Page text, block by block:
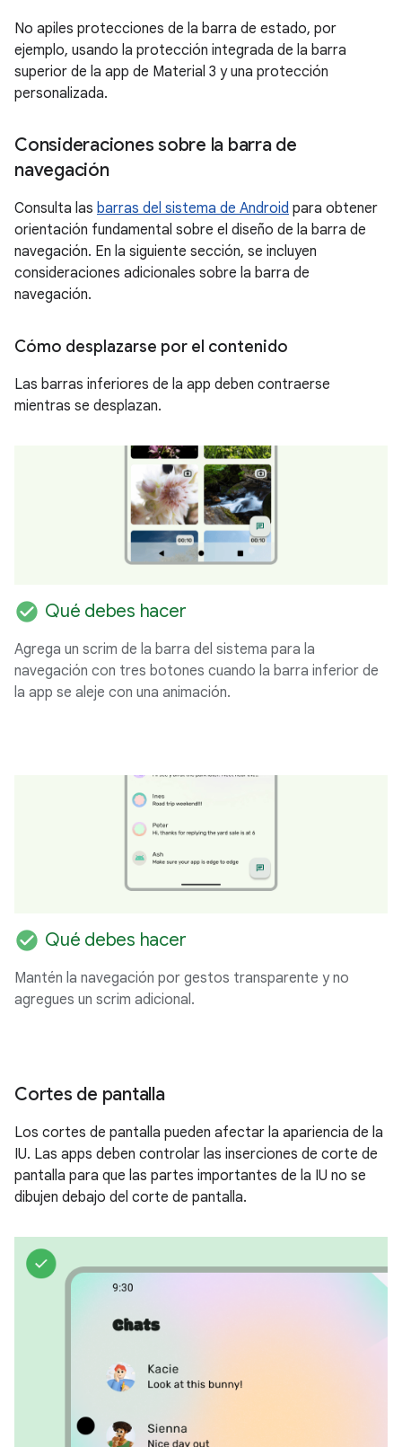
No apiles protecciones de la barra de estado, por
ejemplo, usando la protección integrada de la barra
superior de la app de Material 3 y una protección
personalizada.
Consideraciones sobre la barra de
navegación
Consulta las barras del sistema de Android para obtener
orientación fundamental sobre el diseño de la barra de
navegación. En la siguiente sección, se incluyen
consideraciones adicionales sobre la barra de
navegación.
Cómo desplazarse por el contenido
Las barras inferiores de la app deben contraerse
mientras se desplazan.
check_circle Qué debes hacer
Agrega un scrim de la barra del sistema para la
navegación con tres botones cuando la barra inferior de
la app se aleje con una animación.
check_circle Qué debes hacer
Mantén la navegación por gestos transparente y no
agregues un scrim adicional.
Cortes de pantalla
Los cortes de pantalla pueden afectar la apariencia de la
IU. Las apps deben controlar las inserciones de corte de
pantalla para que las partes importantes de la IU no se
dibujen debajo del corte de pantalla.